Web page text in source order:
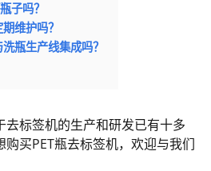
子吗？
维护吗？
瓶生产线集成吗？
标签机的生产和研发已有十多
买PET瓶去标签机，欢迎与我们